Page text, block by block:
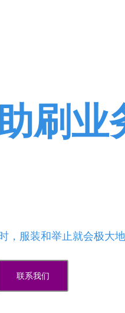
刷业
服装和举止就会极大地
联系我们